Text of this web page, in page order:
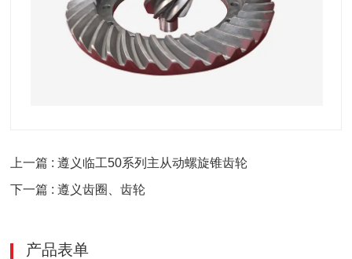
上一篇 : 遵义临工50系列主从动螺旋锥齿轮
下一篇 : 遵义齿圈、齿轮
产品表单